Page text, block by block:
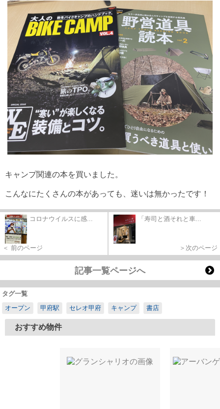
キャンプ関連の本を買いました。
こんなにたくさんの本があっても、迷いは無かったです！
コロナウイルスに感...
＜ 前のページ
「寿司と酒それと車...
＞次のページ
記事一覧ページへ
タグ一覧
オープン
甲府駅 セレオ甲府 キャンプ 書店
おすすめ物件